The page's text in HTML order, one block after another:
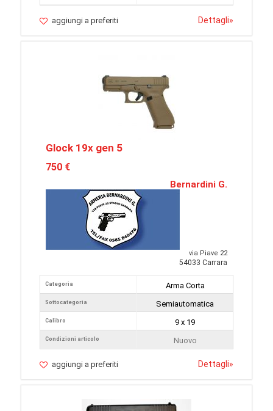
aggiungi a preferiti Dettagli»
Glock 19x gen 5
750 €
Bernardini G.
via Piave 22
54033 Carrara
Categoria
Sottocategoria
Calibro
Condizioni articolo
Arma Corta
Semiautomatica
9 x 19
Nuovo
aggiungi a preferiti Dettagli»